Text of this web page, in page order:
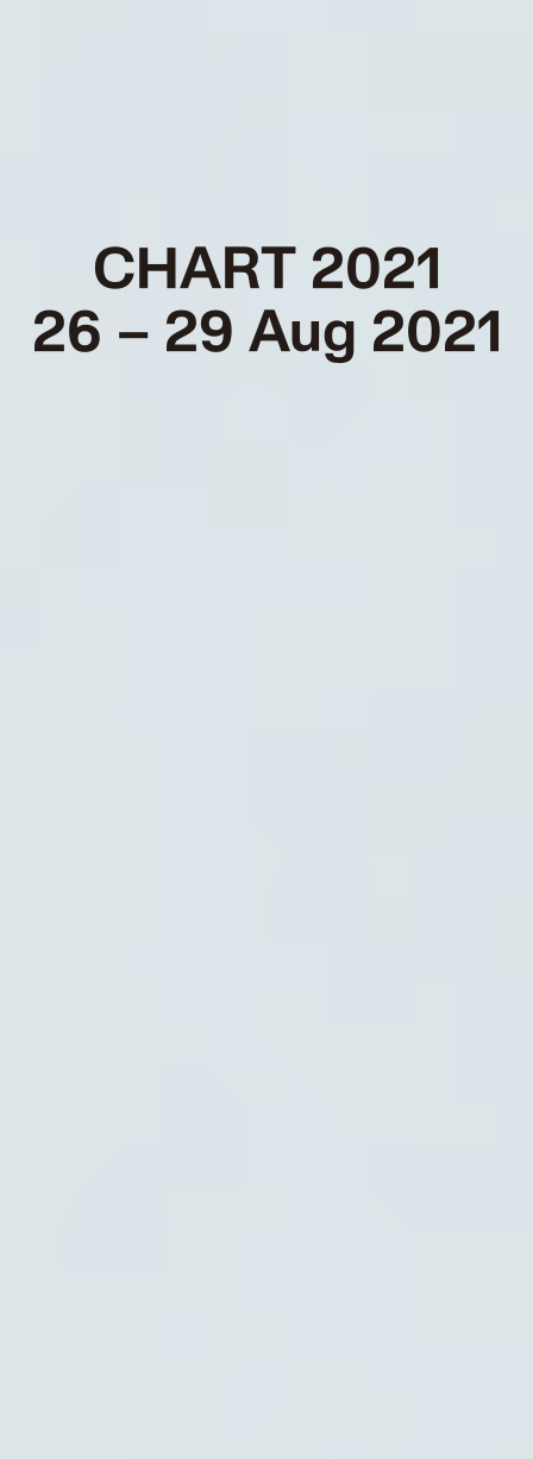
CHART 2021
26 – 29 Aug 2021